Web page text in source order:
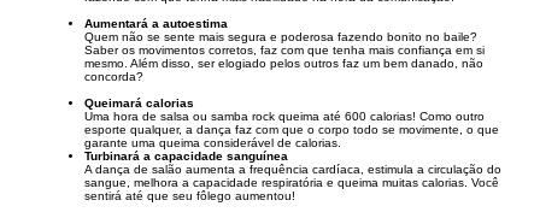
Aumentará a autoestima
Quem não se sente mais segura e poderosa fazendo bonito no baile?
Saber os movimentos corretos, faz com que tenha mais confiança em si
mesmo. Além disso, ser elogiado pelos outros faz um bem danado, não
concorda?
Queimará calorias
Uma hora de salsa ou samba rock queima até 600 calorias! Como outro
esporte qualquer, a dança faz com que o corpo todo se movimente, o que
garante uma queima considerável de calorias.
Turbinará a capacidade sanguínea
A dança de salão aumenta a frequência cardíaca, estimula a circulação do
sangue, melhora a capacidade respiratória e queima muitas calorias. Você
sentirá até que seu fôlego aumentou!